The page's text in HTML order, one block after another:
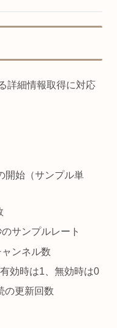
詳細情報取得に対応
開始（サンプル単
サンプルレート
ンネル数
効時は1、無効時は0
の更新回数